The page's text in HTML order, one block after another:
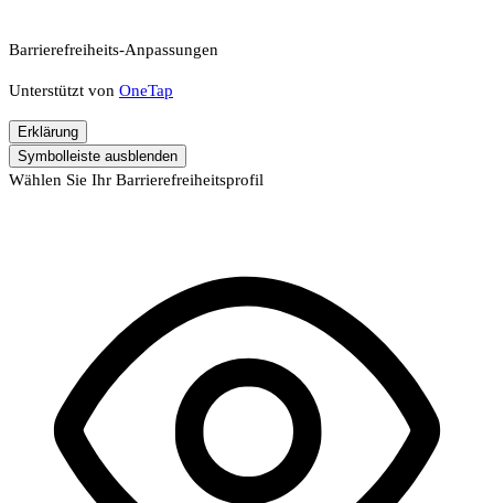
Barrierefreiheits-Anpassungen
Unterstützt von OneTap
Erklärung
Symbolleiste ausblenden
Wählen Sie Ihr Barrierefreiheitsprofil